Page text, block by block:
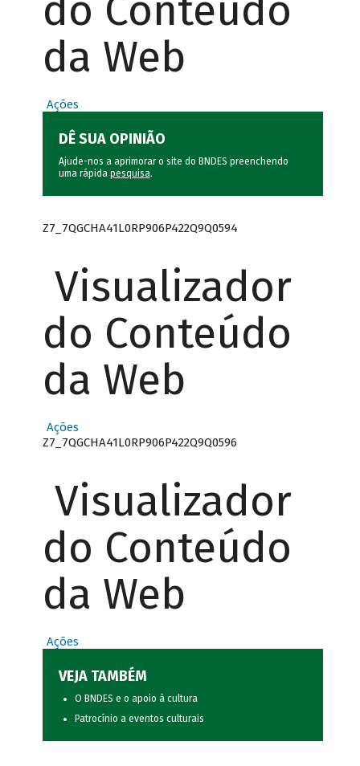
do Conteúdo
da Web
Ações
DÊ SUA OPINIÃO
Ajude-nos a aprimorar o site do BNDES preenchendo
uma rápida pesquisa.
Z7_7QGCHA41L0RP906P422Q9Q0594
Visualizador
do Conteúdo
da Web
Ações
Z7_7QGCHA41L0RP906P422Q9Q0596
Visualizador
do Conteúdo
da Web
Ações
VEJA TAMBÉM
O BNDES e o apoio à cultura
Patrocínio a eventos culturais